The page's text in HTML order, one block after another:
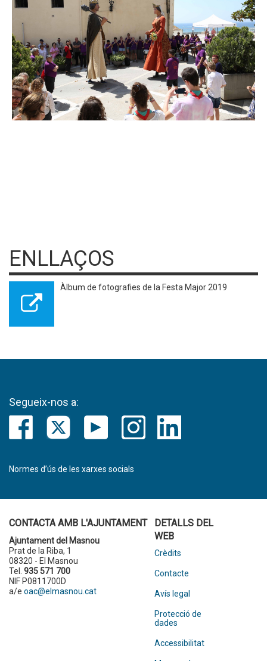
ENLLAÇOS
Àlbum de fotografies de la Festa Major 2019
Segueix-nos a:
Normes d’ús de les xarxes socials
CONTACTA AMB L'AJUNTAMENT
Ajuntament del Masnou
Prat de la Riba, 1
08320 - El Masnou
Tel. 935 571 700
NIF P0811700D
a/e oac@elmasnou.cat
DETALLS DEL
WEB
Crèdits
Contacte
Avís legal
Protecció de
dades
Accessibilitat